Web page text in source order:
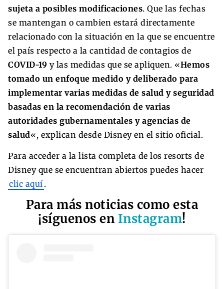
sujeta a posibles modificaciones. Que las fechas
se mantengan o cambien estará directamente
relacionado con la situación en la que se encuentre
el país respecto a la cantidad de contagios de
COVID-19 y las medidas que se apliquen. «Hemos
tomado un enfoque medido y deliberado para
implementar varias medidas de salud y seguridad
basadas en la recomendación de varias
autoridades gubernamentales y agencias de
salud«, explican desde Disney en el sitio oficial.
Para acceder a la lista completa de los resorts de
Disney que se encuentran abiertos puedes hacer
clic aquí .
Para más noticias como esta
¡síguenos en Instagram!